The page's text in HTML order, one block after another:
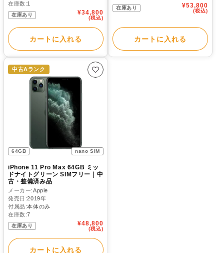
在庫数:1
在庫あり
通
¥34,800
(税込)
カートに入れる
在庫あり
通
¥53,800
(税込)
カートに入れる
中古Aランク
64GB nano SIM
iPhone 11 Pro Max 64GB ミッ
ドナイトグリーン SIMフリー｜中
古・整備済み品
メーカー:Apple
発売日:2019年
付属品:本体のみ
在庫数:7
在庫あり
通
¥48,800
(税込)
カートに入れる